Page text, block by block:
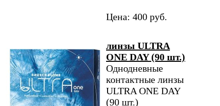
Цена: 400 руб.
линзы ULTRA
ONE DAY (90 шт.)
Однодневные
контактные линзы
ULTRA ONE DAY
(90 шт.)